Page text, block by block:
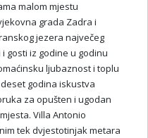
malom mjestu
grada Zadra i
jezera največeg
gosti iz godine u godinu
ljubaznost i toplu
godina iskustva
za opušten i ugodan
Villa Antonio
tek dvjestotinjak metara